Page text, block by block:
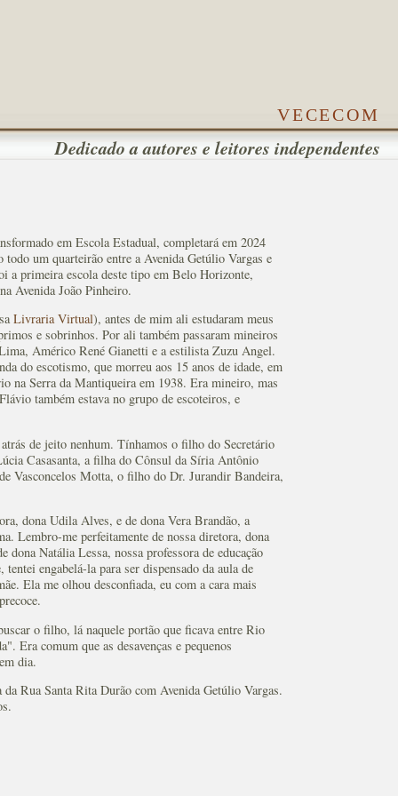
vececom
Dedicado a autores e leitores independentes
em Escola Estadual, completará em 2024
todo um quarteirão entre a Avenida Getúlio Vargas e
a primeira escola deste tipo em Belo Horizonte,
Avenida João Pinheiro.
Livraria Virtual), antes de mim ali estudaram meus
e sobrinhos. Por ali também passaram mineiros
Américo René Gianetti e a estilista Zuzu Angel.
do escotismo, que morreu aos 15 anos de idade, em
na Serra da Mantiqueira em 1938. Era mineiro, mas
também estava no grupo de escoteiros, e
de jeito nenhum. Tínhamos o filho do Secretário
Casasanta, a filha do Cônsul da Síria Antônio
Vasconcelos Motta, o filho do Dr. Jurandir Bandeira,
dona Udila Alves, e de dona Vera Brandão, a
Lembro-me perfeitamente de nossa diretora, dona
Natália Lessa, nossa professora de educação
engabelá-la para ser dispensado da aula de
Ela me olhou desconfiada, eu com a cara mais
o filho, lá naquele portão que ficava entre Rio
Era comum que as desavenças e pequenos
dia.
da Rua Santa Rita Durão com Avenida Getúlio Vargas.